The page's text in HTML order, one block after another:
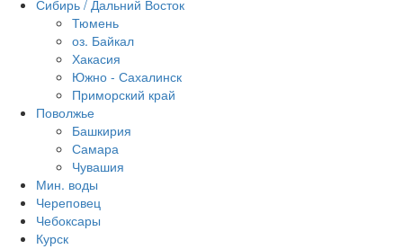
Сибирь / Дальний Восток
Тюмень
оз. Байкал
Хакасия
Южно - Сахалинск
Приморский край
Поволжье
Башкирия
Самара
Чувашия
Мин. воды
Череповец
Чебоксары
Курск